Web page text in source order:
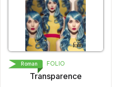
FOLIO
Transparence
Roman